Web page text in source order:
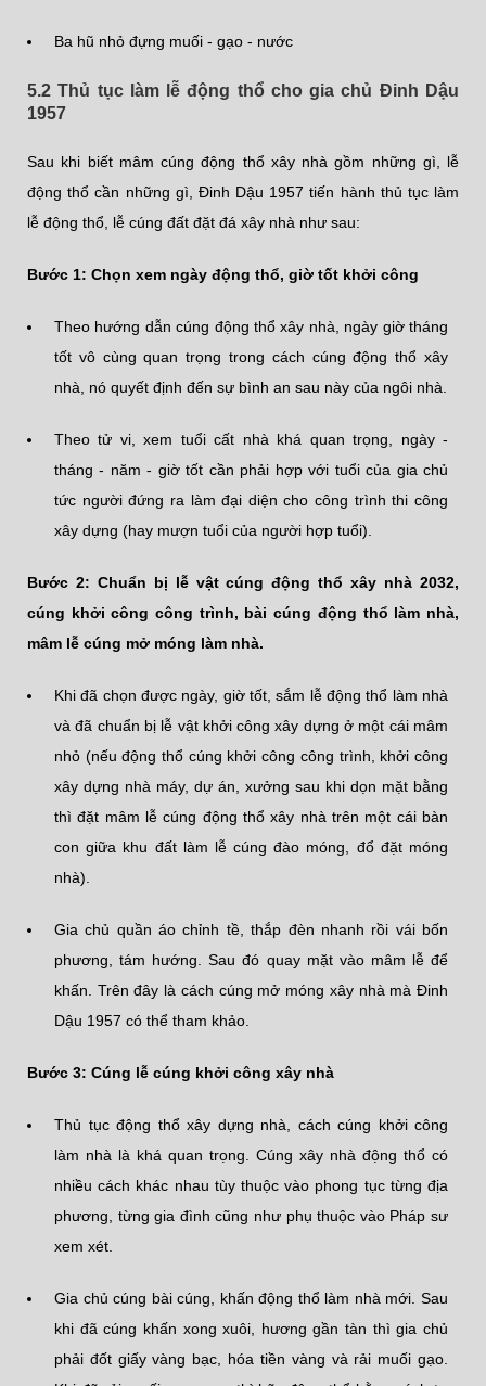
Ba hũ nhỏ đựng muối - gạo - nước
5.2 Thủ tục làm lễ động thổ cho gia chủ Đinh Dậu
1957
Sau khi biết mâm cúng động thổ xây nhà gồm những gì, lễ
động thổ cần những gì, Đinh Dậu 1957 tiến hành thủ tục làm
lễ động thổ, lễ cúng đất đặt đá xây nhà như sau:
Bước 1: Chọn xem ngày động thổ, giờ tốt khởi công
Theo hướng dẫn cúng động thổ xây nhà, ngày giờ tháng
tốt vô cùng quan trọng trong cách cúng động thổ xây
nhà, nó quyết định đến sự bình an sau này của ngôi nhà.
Theo tử vi, xem tuổi cất nhà khá quan trọng, ngày -
tháng - năm - giờ tốt cần phải hợp với tuổi của gia chủ
tức người đứng ra làm đại diện cho công trình thi công
xây dựng (hay mượn tuổi của người hợp tuổi).
Bước 2: Chuẩn bị lễ vật cúng động thổ xây nhà 2032,
cúng khởi công công trình, bài cúng động thổ làm nhà,
mâm lễ cúng mở móng làm nhà.
Khi đã chọn được ngày, giờ tốt, sắm lễ động thổ làm nhà
và đã chuẩn bị lễ vật khởi công xây dựng ở một cái mâm
nhỏ (nếu động thổ cúng khởi công công trình, khởi công
xây dựng nhà máy, dự án, xưởng sau khi dọn mặt bằng
thì đặt mâm lễ cúng động thổ xây nhà trên một cái bàn
con giữa khu đất làm lễ cúng đào móng, đổ đặt móng
nhà).
Gia chủ quần áo chỉnh tề, thắp đèn nhanh rồi vái bốn
phương, tám hướng. Sau đó quay mặt vào mâm lễ để
khấn. Trên đây là cách cúng mở móng xây nhà mà Đinh
Dậu 1957 có thể tham khảo.
Bước 3: Cúng lễ cúng khởi công xây nhà
Thủ tục động thổ xây dựng nhà, cách cúng khởi công
làm nhà là khá quan trọng. Cúng xây nhà động thổ có
nhiều cách khác nhau tùy thuộc vào phong tục từng địa
phương, từng gia đình cũng như phụ thuộc vào Pháp sư
xem xét.
Gia chủ cúng bài cúng, khấn động thổ làm nhà mới. Sau
khi đã cúng khấn xong xuôi, hương gần tàn thì gia chủ
phải đốt giấy vàng bạc, hóa tiền vàng và rải muối gạo.